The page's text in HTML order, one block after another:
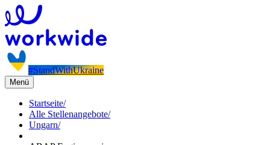
#StandWithUkraine
Menü
Startseite/
Alle Stellenangebote/
Ungarn/